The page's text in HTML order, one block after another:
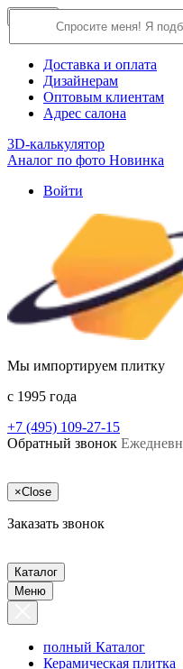
О компании
Доставка и оплата
Дизайнерам
Оптовым клиентам
Адрес салона
3D-калькулятор
Аналог по фото Новинка
Войти
Мы импортируем плитку
c 1995 года
+7 (495) 109-27-15
Обратный звонок
×Close
Заказать звонок
Каталог
Меню
полный Каталог
Керамическая плитка